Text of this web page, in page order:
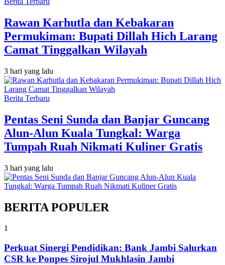
Rawan Karhutla dan Kebakaran
Permukiman: Bupati Dillah Hich Larang
Camat Tinggalkan Wilayah
3 hari yang lalu
Berita Terbaru
Pentas Seni Sunda dan Banjar Guncang
Alun-Alun Kuala Tungkal: Warga
Tumpah Ruah Nikmati Kuliner Gratis
3 hari yang lalu
BERITA POPULER
1
Perkuat Sinergi Pendidikan: Bank Jambi Salurkan
CSR ke Ponpes Sirojul Mukhlasin Jambi